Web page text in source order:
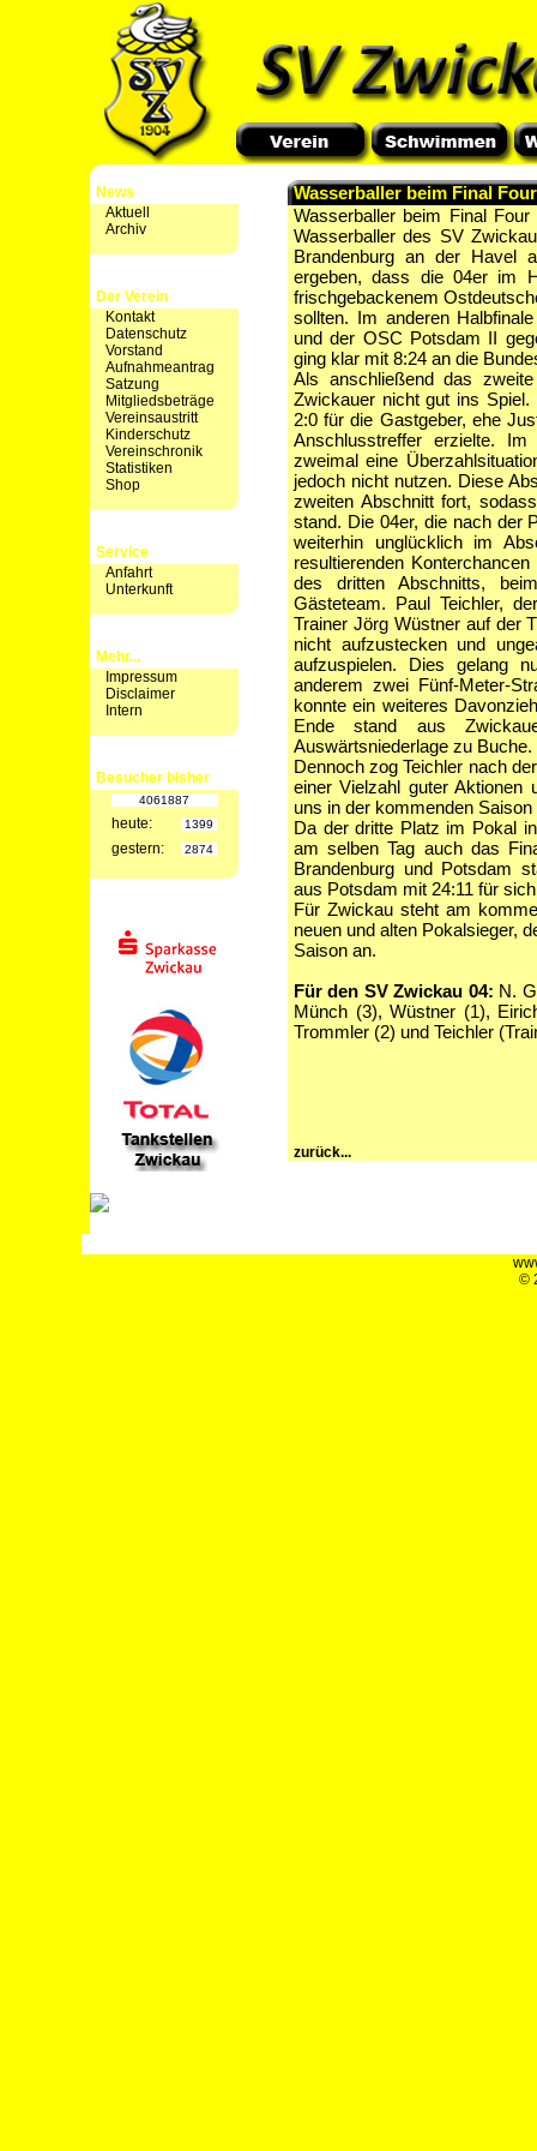
News
Aktuell
Archiv
Der Verein
Kontakt
Datenschutz
Vorstand
Aufnahmeantrag
Satzung
Mitgliedsbeträge
Vereinsaustritt
Kinderschutz
Vereinschronik
Statistiken
Shop
Service
Anfahrt
Unterkunft
Mehr...
Impressum
Disclaimer
Intern
Besucher bisher
4061887
heute: 1399
gestern: 2874
Wasserballer beim Final
Wasserballer beim Final
Wasserballer des SV
Brandenburg an der Havel
ergeben, dass die 04er im
frischgebackenem
sollten. Im anderen
und der OSC Potsdam II
ging klar mit 8:24 an die
Als anschließend das
Zwickauer nicht gut ins
2:0 für die Gastgeber, ehe
Anschlusstreffer erzielte.
zweimal eine
jedoch nicht nutzen. Diese
zweiten Abschnitt fort,
stand. Die 04er, die nach der
weiterhin unglücklich im
resultierenden
des dritten Abschnitts,
Gästeteam. Paul Teichler,
Trainer Jörg Wüstner auf der
nicht aufzustecken und
aufzuspielen. Dies gelang
anderem zwei Fünf-Meter-
konnte ein weiteres
Ende stand aus
Auswärtsniederlage zu Buche.
Dennoch zog Teichler nach
einer Vielzahl guter Aktionen
uns in der kommenden
Da der dritte Platz im Pokal
am selben Tag auch das
Brandenburg und Potsdam
aus Potsdam mit 24:11 für
Für Zwickau steht am
neuen und alten Pokalsieger,
Saison an.
Für den SV Zwickau 04: N.
Münch (3), Wüstner (1),
Trommler (2) und Teichler
zurück...
©